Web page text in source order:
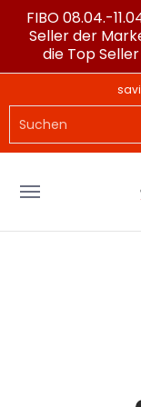
Zum Hauptinhalt
FIBO 08.04.-
Seller der
die Top
LAGERWARE